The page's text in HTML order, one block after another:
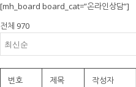
[mh_board board_cat=”온라인상담”]
전체 970
번호 제목 작성자